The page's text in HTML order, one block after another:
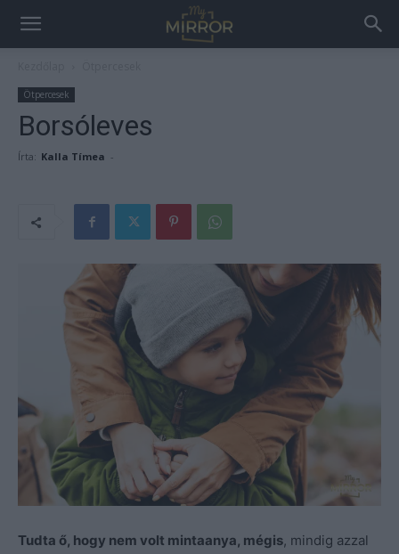
Ötpercesek
Borsóleves
Írta: Kalla Tímea -
Tudta ő, hogy nem volt mintaanya, mégis, mindig azzal